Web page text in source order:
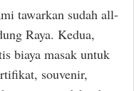
tawarkan sudah all-
Raya. Kedua,
biaya masak untuk
souvenir,